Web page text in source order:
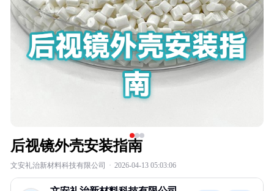
后视镜外壳安装指南
文安礼治新材料科技有限公司 · 2026-04-13 05:03:06